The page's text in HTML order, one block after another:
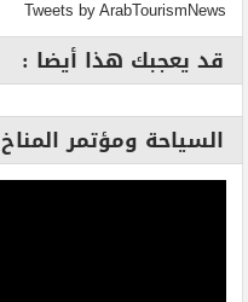
Tweets by ArabTourismNews
قد يعجبك هذا أيضا :
السياحة ومؤتمر